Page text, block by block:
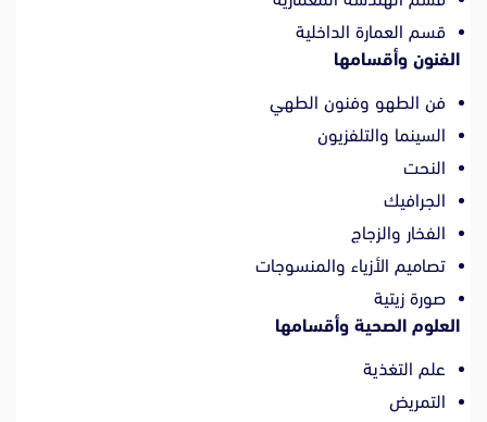
قسم العمارة الداخلية
الفنون وأقسامها
فن الطهو وفنون الطهي
السينما والتلفزيون
النحت
الجرافيك
الفخار والزجاج
تصاميم الأزياء والمنسوجات
صورة زيتية
العلوم الصحية وأقسامها
علم التغذية
التمريض